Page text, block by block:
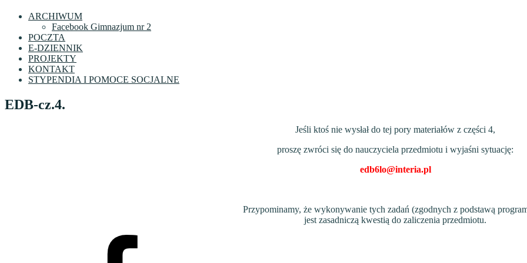
ARCHIWUM
Facebook Gimnazjum nr 2
POCZTA
E-DZIENNIK
PROJEKTY
KONTAKT
STYPENDIA I POMOCE SOCJALNE
EDB-cz.4.
Jeśli ktoś nie wysłał do tej pory materiałów z części 4,
proszę zwróci się do nauczyciela przedmiotu i wyjaśni sytuację:
edb6lo@interia.pl
Przypominamy, że wykonywanie tych zadań (zgodnych z podstawą
jest zasadniczą kwestią do zaliczenia przedmiotu.